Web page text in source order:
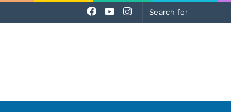
Instagram
YouTube
Facebook